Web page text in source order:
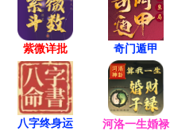
紫微详批 奇门遁甲
八字终身运 河洛一生婚禄